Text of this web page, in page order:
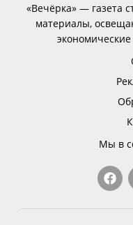
«Вечёрка» — газета
материалы,
Мы в